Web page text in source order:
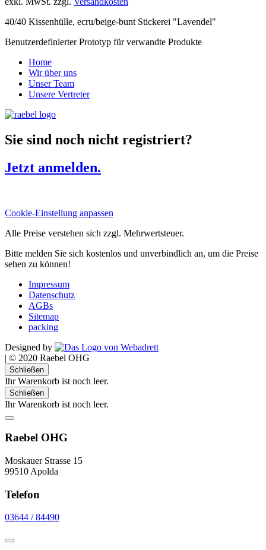
40/40 Kissenhülle, ecru/beige-bunt Stickerei "Lavendel"
Benutzerdefinierter Prototyp für verwandte Produkte
Home
Wir über uns
Unser Team
Unsere Vertreter
Sie sind noch nicht registriert?
Jetzt anmelden.
Cookie-Einstellung anpassen
Alle Preise verstehen sich zzgl. Mehrwertsteuer.
Bitte melden Sie sich kostenlos und unverbindlich an, um die Preise
sehen zu können!
Impressum
Datenschutz
AGBs
Sitemap
packing
Designed by
| © 2020 Raebel OHG
Schließen
Ihr Warenkorb ist noch leer.
Schließen
Ihr Warenkorb ist noch leer.
Raebel OHG
Moskauer Strasse 15
99510 Apolda
Telefon
03644 / 84490